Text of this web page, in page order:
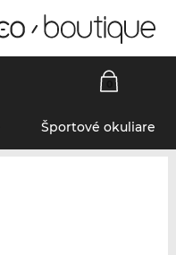
Športové okuliare